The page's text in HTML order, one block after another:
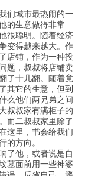
们城市最热闹的一
的生意做得非常
很聪明。随着经济
变得越来越大。作
店铺，作为一种投
题，叔叔将店铺卖
了十几翻。随着竟
其它的生意，但到
么他们两兄弟之间
叔叔家有满柜子的
而二叔叔家里除了
这里，书会给我们
的方向。
了他，或者说是自
墓面前用一些神婆